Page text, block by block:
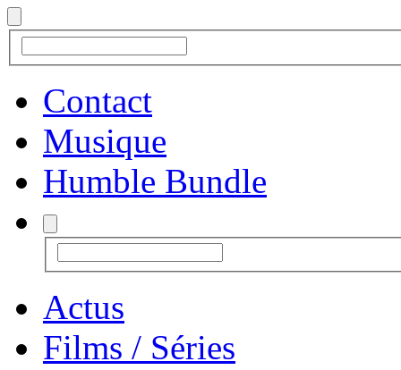
Contact
Musique
Humble Bundle
Actus
Films / Séries